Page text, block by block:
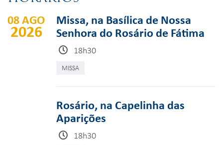
08 AGO
2026
Missa, na Basílica de Nossa
Senhora do Rosário de Fátima
18h30
MISSA
Rosário, na Capelinha das
Aparições
18h30